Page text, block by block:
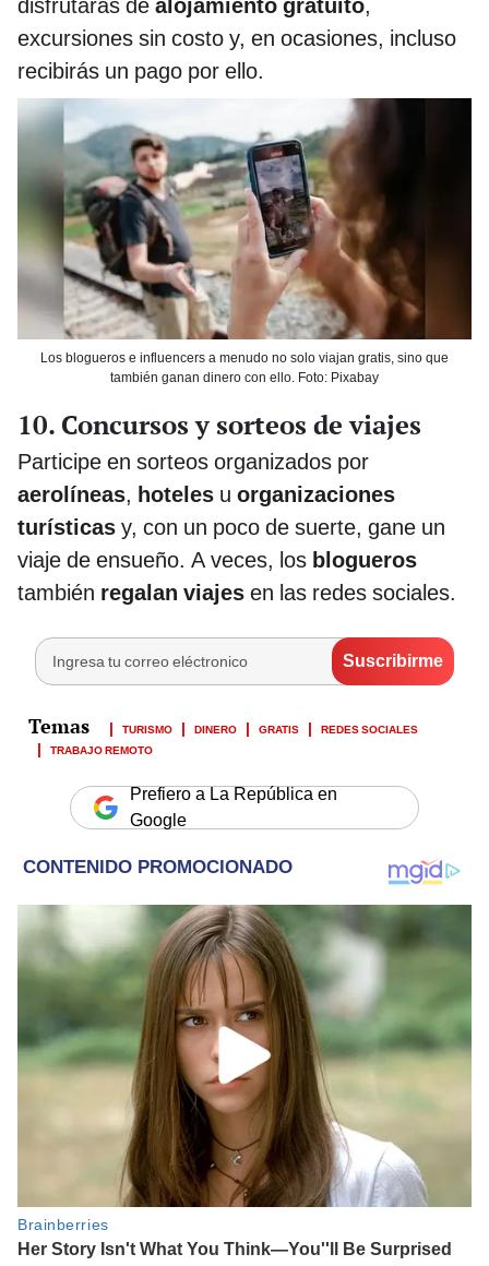
disfrutarás de alojamiento gratuito,
excursiones sin costo y, en ocasiones, incluso
recibirás un pago por ello.
Los blogueros e influencers a menudo no solo viajan gratis, sino que
también ganan dinero con ello. Foto: Pixabay
10. Concursos y sorteos de viajes
Participe en sorteos organizados por
aerolíneas, hoteles u organizaciones
turísticas y, con un poco de suerte, gane un
viaje de ensueño. A veces, los blogueros
también regalan viajes en las redes sociales.
TURISMO DINERO GRATIS
REDES SOCIALES
TRABAJO REMOTO
Prefiero a La República en
Google